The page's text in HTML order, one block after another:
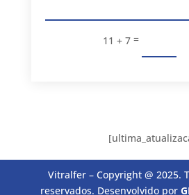
11 + 7 =
Vitralfer – Copyright @ 2025.
reservados. Desenvolvido por